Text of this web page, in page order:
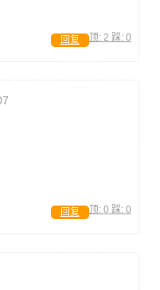
顶: 2 踩: 0
回复
顶: 0 踩: 0
回复